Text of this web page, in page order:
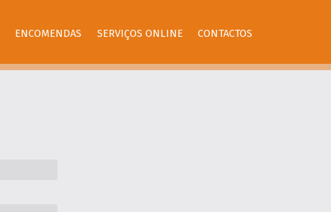
ENCOMENDAS SERVIÇOS ONLINE CONTACTOS